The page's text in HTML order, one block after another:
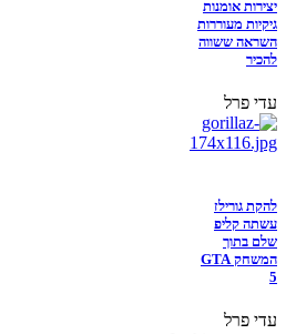
יצירות אומנות
גיקיות מעוררות
השראה ששווה
להכיר
עדי פרל
להקת גורילז
עשתה קליפ
שלם בתוך
המשחק GTA
5
עדי פרל